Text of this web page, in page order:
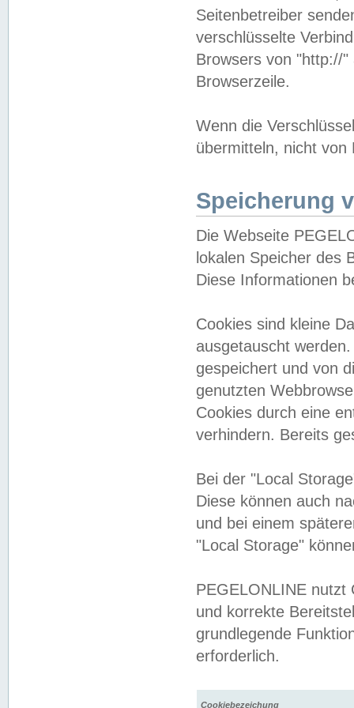
Seitenbetreiber
verschlüsselte
Browsers von "http://
Browserzeile.
Wenn die
übermitteln, nicht von
Speicherung
Die Webseite
lokalen Speicher des
Diese Informationen
Cookies sind kleine
ausgetauscht
gespeichert und von
genutzten
Cookies durch eine
verhindern. Bereits
Bei der "Local
Diese können auch
und bei einem
"Local Storage"
PEGELONLINE nutzt
und korrekte
grundlegende
erforderlich.
Cookiebezeichung